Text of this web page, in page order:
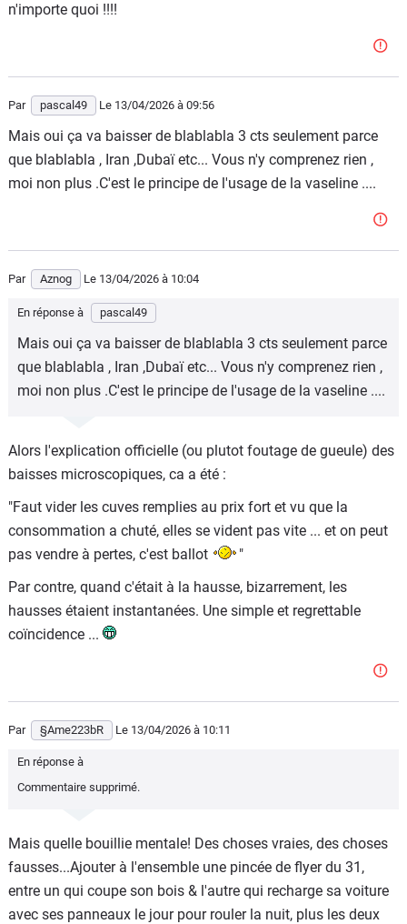
n'importe quoi !!!!
Par pascal49 Le 13/04/2026 à 09:56
Mais oui ça va baisser de blablabla 3 cts seulement parce
que blablabla , Iran ,Dubaï etc... Vous n'y comprenez rien ,
moi non plus .C'est le principe de l'usage de la vaseline ....
Par Aznog Le 13/04/2026 à 10:04
En réponse à pascal49
Mais oui ça va baisser de blablabla 3 cts seulement parce
que blablabla , Iran ,Dubaï etc... Vous n'y comprenez rien ,
moi non plus .C'est le principe de l'usage de la vaseline ....
Alors l'explication officielle (ou plutot foutage de gueule) des
baisses microscopiques, ca a été :
"Faut vider les cuves remplies au prix fort et vu que la
consommation a chuté, elles se vident pas vite ... et on peut
pas vendre à pertes, c'est ballot
"
Par contre, quand c'était à la hausse, bizarrement, les
hausses étaient instantanées. Une simple et regrettable
coïncidence ...
Par §Ame223bR Le 13/04/2026 à 10:11
En réponse à
Commentaire supprimé.
Mais quelle bouillie mentale! Des choses vraies, des choses
fausses...Ajouter à l'ensemble une pincée de flyer du 31,
entre un qui coupe son bois & l'autre qui recharge sa voiture
avec ses panneaux le jour pour rouler la nuit, plus les deux